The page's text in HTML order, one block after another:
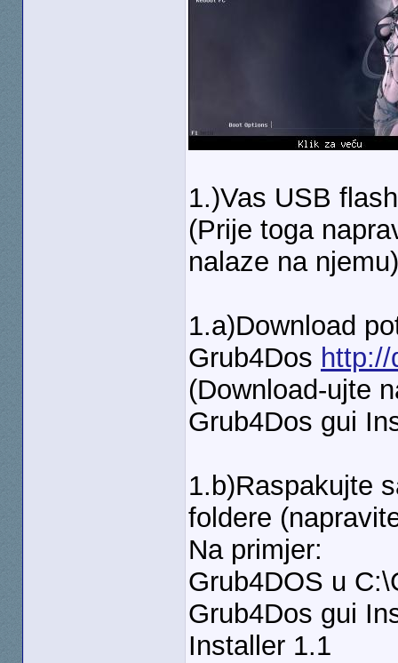
1.)Vas USB
(Prije toga
nalaze na njemu)
1.a)Download
Grub4Dos
(Download-ujte
Grub4Dos gui
1.b)Raspakujte
foldere
Na primjer:
Grub4DOS u
Grub4Dos gui
Installer 1.1